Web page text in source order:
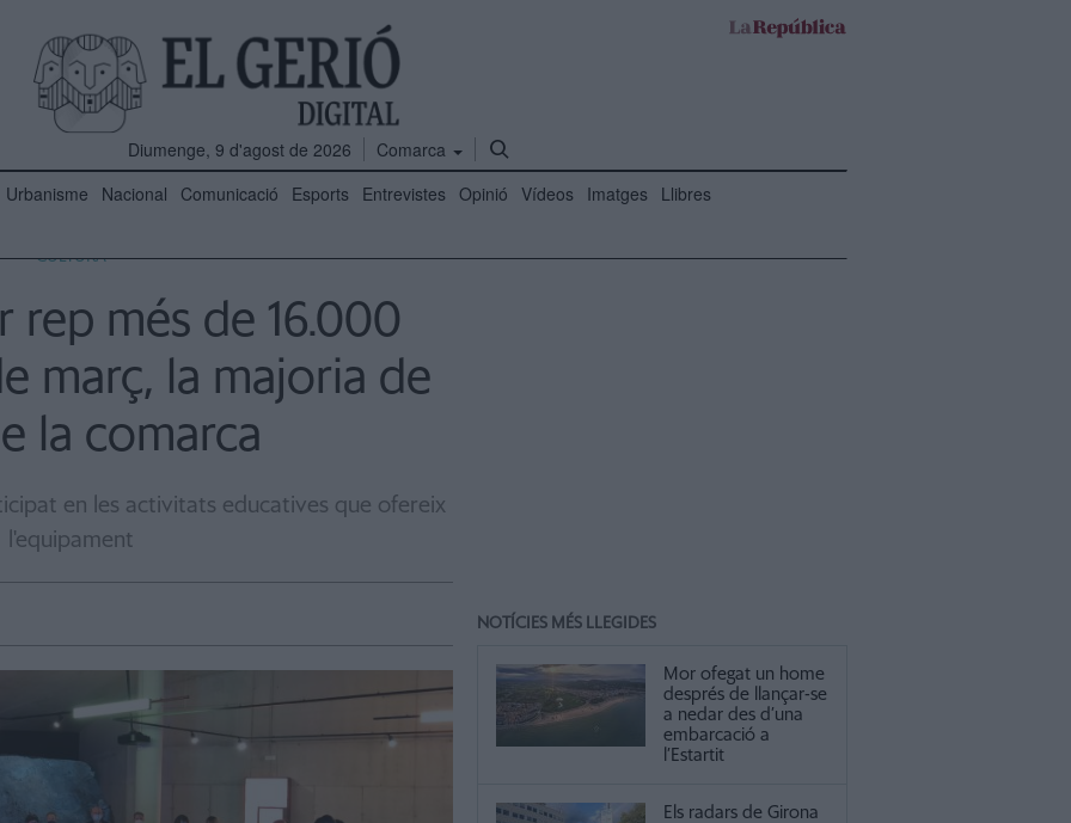
Diumenge, 9 d'agost de 2026
Comarca
Urbanisme Nacional Comunicació Esports Entrevistes Opinió Vídeos Imatges Llibres
CULTURA
rep més de 16.000
març, la majoria de
la comarca
en les activitats educatives que ofereix
l'equipament
NOTÍCIES MÉS LLEGIDES
Mor ofegat un home
després de llançar-se
a nedar des d’una
embarcació a
l’Estartit
Els radars de Girona